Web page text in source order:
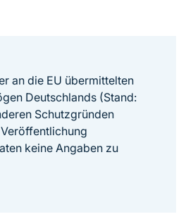
an die EU übermittelten
Deutschlands (Stand:
Schutzgründen
keine Angaben zu